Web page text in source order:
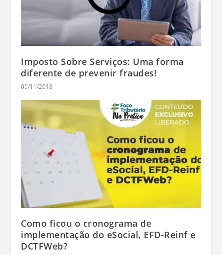
Imposto Sobre Serviços: Uma forma
diferente de prevenir fraudes!
09/11/2018
Como ficou o cronograma de
implementação do eSocial, EFD-Reinf e
DCTFWeb?